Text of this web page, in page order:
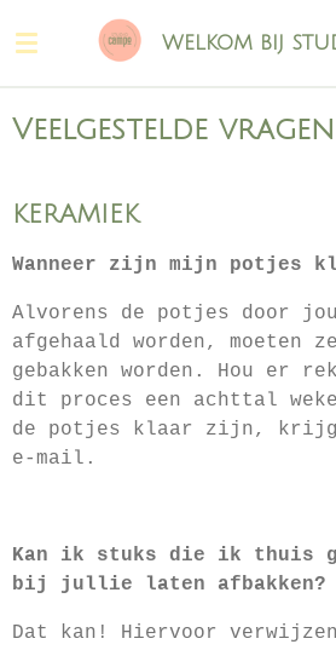
direct
hoofdinhoud
WELKOM BIJ
Veelgestelde
KERAMIEK
Wanneer zijn mijn potjes
Alvorens de potjes door jou
afgehaald worden, moeten
gebakken worden. Hou er
dit proces een achttal
de potjes klaar zijn, krijg
e-mail.
Kan ik stuks die ik thuis
bij jullie laten afbakken?
Dat kan! Hiervoor